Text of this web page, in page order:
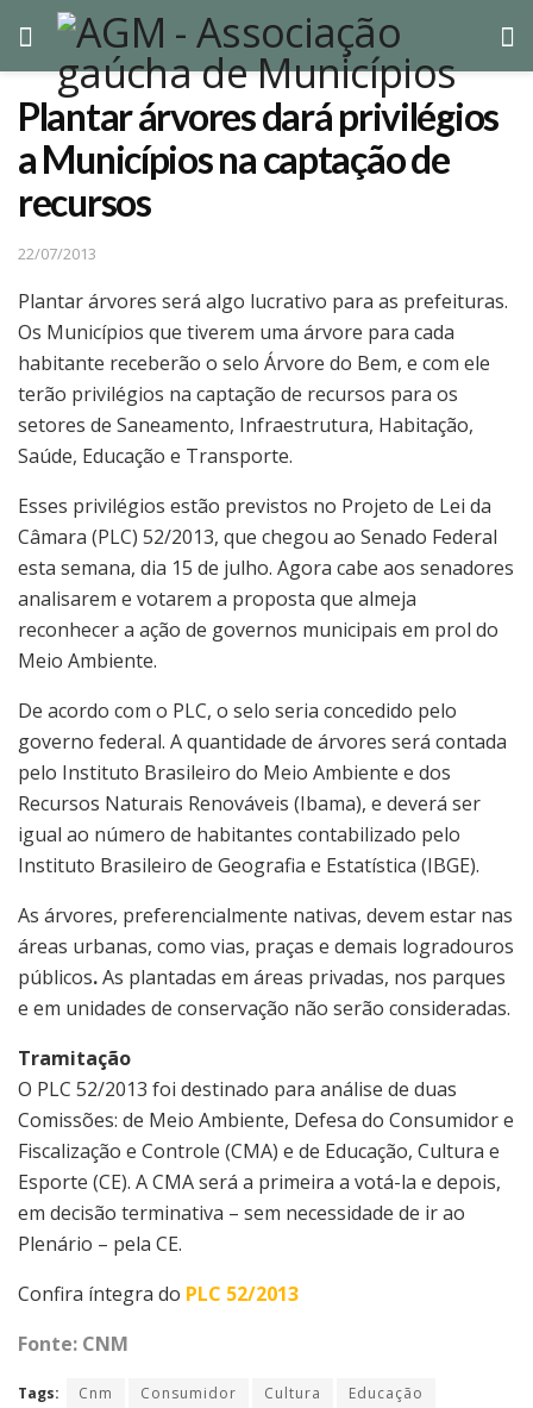
Plantar árvores dará privilégios
a Municípios na captação de
recursos
22/07/2013
Plantar árvores será algo lucrativo para as prefeituras.
Os Municípios que tiverem uma árvore para cada
habitante receberão o selo Árvore do Bem, e com ele
terão privilégios na captação de recursos para os
setores de Saneamento, Infraestrutura, Habitação,
Saúde, Educação e Transporte.
Esses privilégios estão previstos no Projeto de Lei da
Câmara (PLC) 52/2013, que chegou ao Senado Federal
esta semana, dia 15 de julho. Agora cabe aos senadores
analisarem e votarem a proposta que almeja
reconhecer a ação de governos municipais em prol do
Meio Ambiente.
De acordo com o PLC, o selo seria concedido pelo
governo federal. A quantidade de árvores será contada
pelo Instituto Brasileiro do Meio Ambiente e dos
Recursos Naturais Renováveis (Ibama), e deverá ser
igual ao número de habitantes contabilizado pelo
Instituto Brasileiro de Geografia e Estatística (IBGE).
As árvores, preferencialmente nativas, devem estar nas
áreas urbanas, como vias, praças e demais logradouros
públicos.As plantadas em áreas privadas, nos parques
e em unidades de conservação não serão consideradas.
Tramitação
O PLC 52/2013 foi destinado para análise de duas
Comissões: de Meio Ambiente, Defesa do Consumidor e
Fiscalização e Controle (CMA) e de Educação, Cultura e
Esporte (CE). A CMA será a primeira a votá-la e depois,
em decisão terminativa – sem necessidade de ir ao
Plenário – pela CE.
Confira íntegra do PLC 52/2013
Fonte: CNM
Tags: Cnm Consumidor Cultura
Educação